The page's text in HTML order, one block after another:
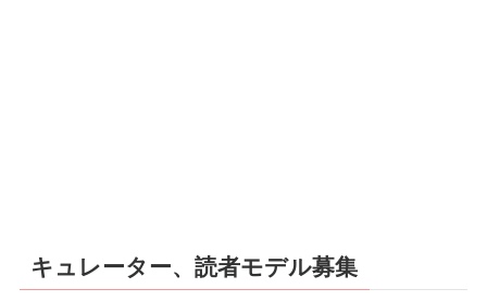
キュレーター、読者モデル募集